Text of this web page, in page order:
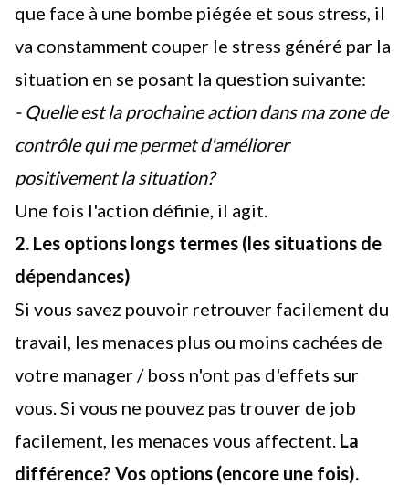
que face à une bombe piégée et sous stress, il
va constamment couper le stress généré par la
situation en se posant la question suivante:
- Quelle est la prochaine action dans ma zone de
contrôle qui me permet d'améliorer
positivement la situation?
Une fois l'action définie, il agit.
2. Les options longs termes (les situations de
dépendances)
Si vous savez pouvoir retrouver facilement du
travail, les menaces plus ou moins cachées de
votre manager / boss n'ont pas d'effets sur
vous. Si vous ne pouvez pas trouver de job
facilement, les menaces vous affectent. La
différence? Vos options (encore une fois).